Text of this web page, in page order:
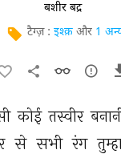
बशीर बद्र
टैग्ज़ : इश्क़ और 1
कोई तस्वीर
से सभी रंग